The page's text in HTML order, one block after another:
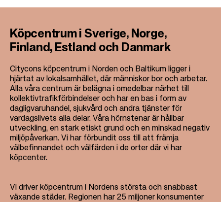
Köpcentrum i Sverige, Norge,
Finland, Estland och Danmark
Citycons köpcentrum i Norden och Baltikum ligger i
hjärtat av lokalsamhället, där människor bor och arbetar.
Alla våra centrum är belägna i omedelbar närhet till
kollektivtrafikförbindelser och har en bas i form av
dagligvaruhandel, sjukvård och andra tjänster för
vardagslivets alla delar. Våra hörnstenar är hållbar
utveckling, en stark etiskt grund och en minskad negativ
miljöpåverkan. Vi har förbundit oss till att främja
välbefinnandet och välfärden i de orter där vi har
köpcenter.
Vi driver köpcentrum i Nordens största och snabbast
växande städer. Regionen har 25 miljoner konsumenter